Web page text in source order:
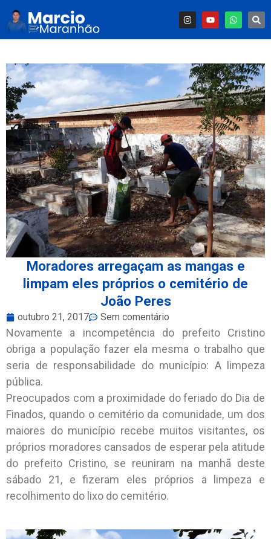
Moradores arregaçam as mangas e
limpam eles próprios o cemitério de
João Peres
outubro 21, 2017 Sem comentário
Novamente a incompetência do prefeito Cristino
obriga a população fazer ela mesma o trabalho que
seria de responsabilidade do município: A limpeza
pública.
Preocupados com a proximidade do feriado do Dia de
Finados, quando o cemitério da comunidade, um dos
maiores do município recebe muitos visitantes, os
próprios moradores cansados de esperar pela atitude
do prefeito Cristino, se reuniram na manhã deste
sábado 21, e fizeram eles próprios a limpeza e
recolhimento do lixo do cemitério.